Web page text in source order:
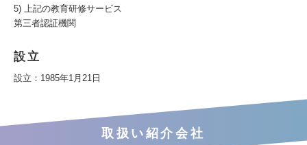
5) 上記の教育研修サービス
第三者認証機関
設立
設立：1985年1月21日
取扱い紹介会社